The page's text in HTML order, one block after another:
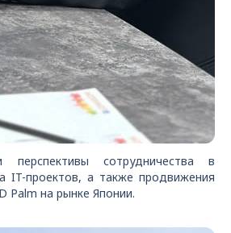
перспективы сотрудничества в
IT-проектов, а также продвижения
Palm на рынке Японии.